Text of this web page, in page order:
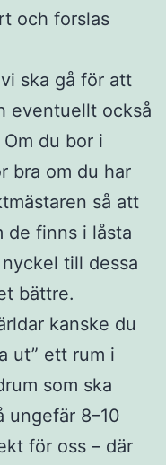
och forslas
ska gå för att
eventuellt också
du bor i
bra om du har
så att
de finns i låsta
till dessa
bättre.
kanske du
ut” ett rum i
som ska
ungefär 8–10
för oss – där